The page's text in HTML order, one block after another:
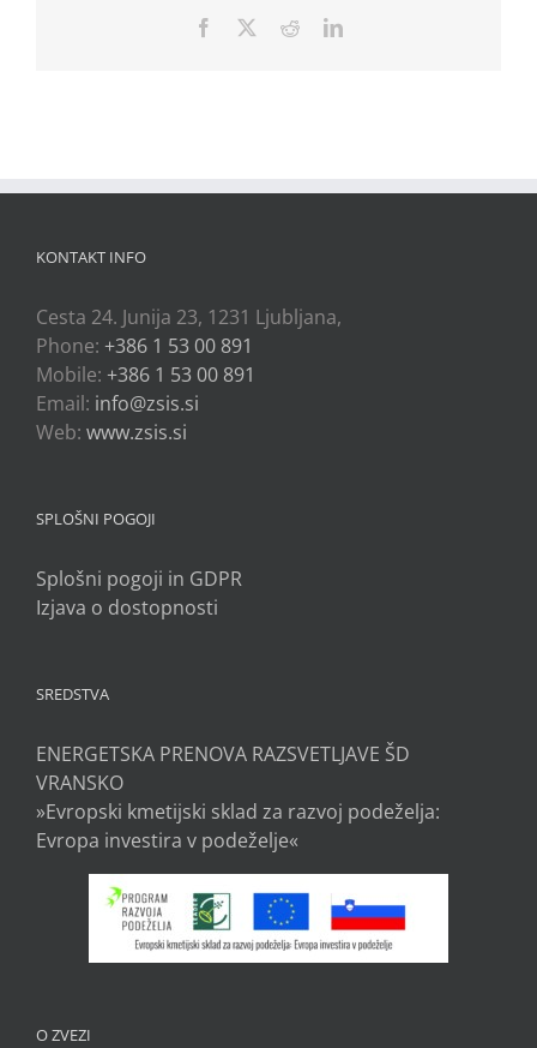
Facebook RedditLinkedIn
KONTAKT INFO
Cesta 24. Junija 23, 1231 Ljubljana,
Phone: +386 1 53 00 891
Mobile: +386 1 53 00 891
Email: info@zsis.si
Web: www.zsis.si
SPLOŠNI POGOJI
Splošni pogoji in GDPR
Izjava o dostopnosti
SREDSTVA
ENERGETSKA PRENOVA RAZSVETLJAVE ŠD
VRANSKO
»Evropski kmetijski sklad za razvoj podeželja:
Evropa investira v podeželje«
O ZVEZI